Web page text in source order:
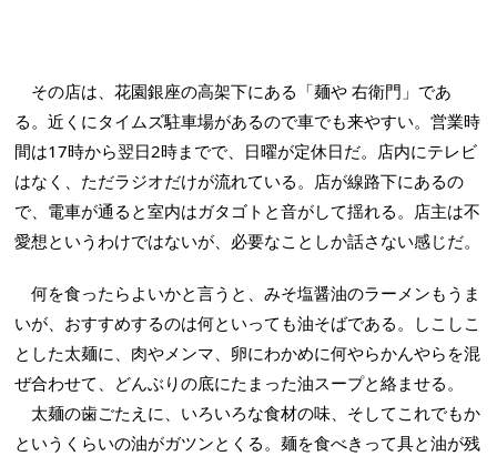
その店は、花園銀座の高架下にある「麺や 右衛門」であ
る。近くにタイムズ駐車場があるので車でも来やすい。営業時
間は17時から翌日2時までで、日曜が定休日だ。店内にテレビ
はなく、ただラジオだけが流れている。店が線路下にあるの
で、電車が通ると室内はガタゴトと音がして揺れる。店主は不
愛想というわけではないが、必要なことしか話さない感じだ。
何を食ったらよいかと言うと、みそ塩醤油のラーメンもうま
いが、おすすめするのは何といっても油そばである。しこしこ
とした太麺に、肉やメンマ、卵にわかめに何やらかんやらを混
ぜ合わせて、どんぶりの底にたまった油スープと絡ませる。
太麺の歯ごたえに、いろいろな食材の味、そしてこれでもか
というくらいの油がガツンとくる。麺を食べきって具と油が残